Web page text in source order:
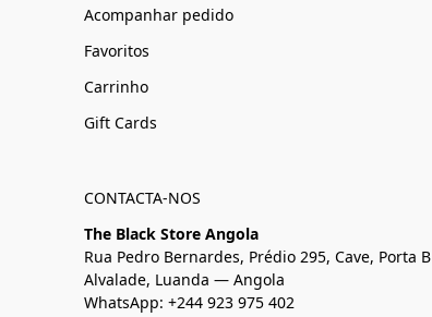
Acompanhar pedido
Favoritos
Carrinho
Gift Cards
CONTACTA-NOS
The Black Store Angola
Rua Pedro Bernardes, Prédio 295, Cave, Porta B
Alvalade, Luanda — Angola
WhatsApp: +244 923 975 402